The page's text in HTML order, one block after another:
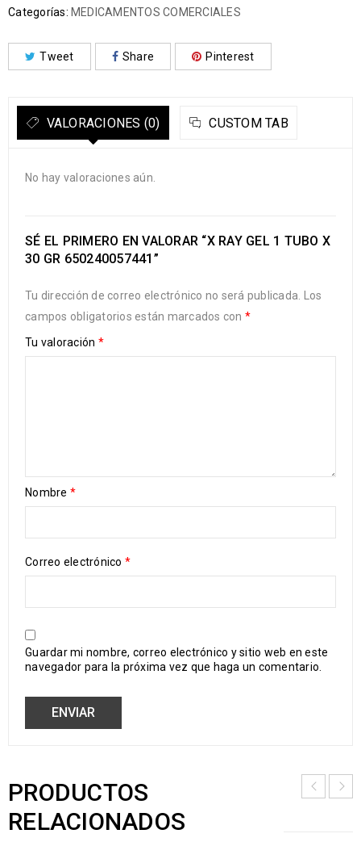
Categorías: MEDICAMENTOS COMERCIALES
Tweet Share Pinterest
VALORACIONES (0) CUSTOM TAB
No hay valoraciones aún.
SÉ EL PRIMERO EN VALORAR “X RAY GEL 1 TUBO X
30 GR 650240057441”
Tu dirección de correo electrónico no será publicada.
Los
campos obligatorios están marcados con *
Tu valoración *
Nombre *
Correo electrónico *
Guardar mi nombre, correo electrónico y sitio web en este
navegador para la próxima vez que haga un comentario.
PRODUCTOS
RELACIONADOS